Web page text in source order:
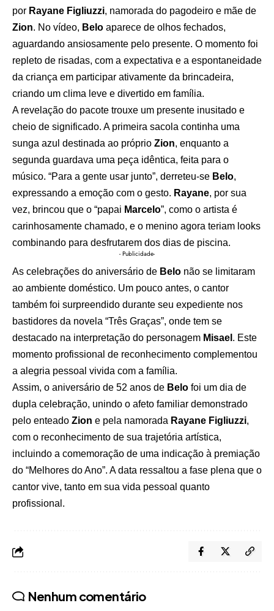
por Rayane Figliuzzi, namorada do pagodeiro e mãe de
Zion. No vídeo, Belo aparece de olhos fechados,
aguardando ansiosamente pelo presente. O momento foi
repleto de risadas, com a expectativa e a espontaneidade
da criança em participar ativamente da brincadeira,
criando um clima leve e divertido em família.
A revelação do pacote trouxe um presente inusitado e
cheio de significado. A primeira sacola continha uma
sunga azul destinada ao próprio Zion, enquanto a
segunda guardava uma peça idêntica, feita para o
músico. “Para a gente usar junto”, derreteu-se Belo,
expressando a emoção com o gesto. Rayane, por sua
vez, brincou que o “papai Marcelo”, como o artista é
carinhosamente chamado, e o menino agora teriam looks
combinando para desfrutarem dos dias de piscina.
- Publicidade-
As celebrações do aniversário de Belo não se limitaram
ao ambiente doméstico. Um pouco antes, o cantor
também foi surpreendido durante seu expediente nos
bastidores da novela “Três Graças”, onde tem se
destacado na interpretação do personagem Misael . Este
momento profissional de reconhecimento complementou
a alegria pessoal vivida com a família.
Assim, o aniversário de 52 anos de Belo foi um dia de
dupla celebração, unindo o afeto familiar demonstrado
pelo enteado Zion e pela namorada Rayane Figliuzzi,
com o reconhecimento de sua trajetória artística,
incluindo a comemoração de uma indicação à premiação
do “Melhores do Ano”. A data ressaltou a fase plena que o
cantor vive, tanto em sua vida pessoal quanto
profissional.
Nenhum comentário